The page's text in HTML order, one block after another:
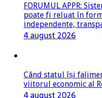
FORUMUL APPR:
poate fi reluat în
independente,
4 august 2026
Când statul își
viitorul economic al
4 august 2026